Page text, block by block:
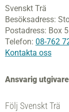
Svenskt Trä
Besöksadress:
Postadress: Box
Telefon: 08-762
Kontakta oss
Ansvarig
Följ Svenskt Trä